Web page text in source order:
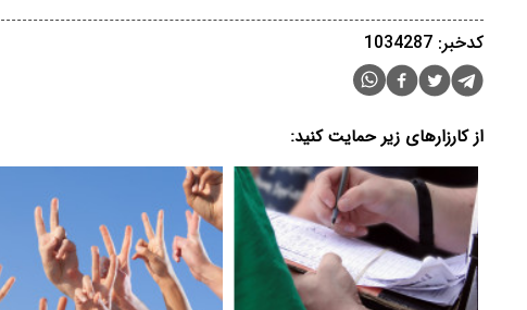
کدخبر: 1034287
از کارزارهای زیر حمایت کنید: